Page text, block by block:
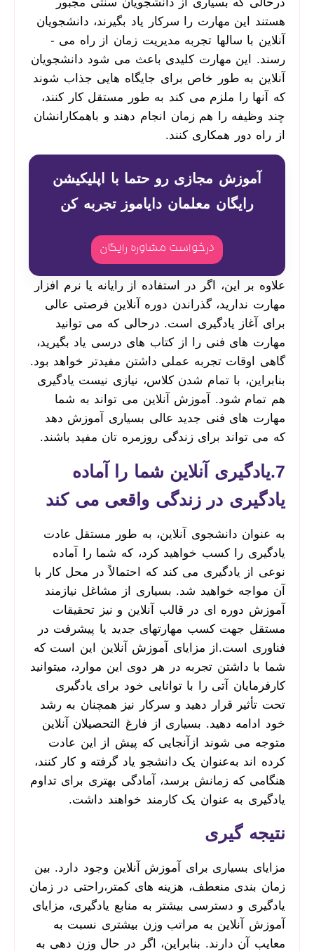
هستند این مهارت را سرکار یاد بگیرند، دانشجویان
آنلاین با سال­ها تجربه مدیریت زمان از راه می ­
رسند. این مهارت کلیدی باعث می ­شود دانشجویان
آنلاین به‌ طور خاص برای جایگاه­ هایی جذاب شوند
که آن­ها را ملزم می ­کند به‌ طور مستقل کار کنند،
چند وظیفه را هم ‌زمان انجام دهند و باهمکارانشان
از راه دور همکاری کنند.
آموزش مجازی رو حتما با اپلیکیشن
رایگان معلمان دایاموز تجربه کن
درخواست مشاوره رایگان
علاوه بر این، اگر در استفاده از رایانه­ یا نرم ­افزار
مهارت ندارید، گذراندن دوره آنلاین فرصتی عالی
برای آغاز یادگیری است. درحالی‌ که می­ توانید
مهارت­ های فنی را از کتاب­ های درسی یاد بگیرید،
گاهی اوقات تجربه عملی داشتن مفیدتر خواهد بود.
بنابراین، با تمام شدن کلاس، نیازی نیست یادگیری
هم تمام شود. آموزش آنلاین می ­تواند به شما
مهارت های فنی جدید عالی بسیاری آموزش دهد
که می ­تواند برای زندگی روزمره ­تان مفید باشند.
7.یادگیری آنلاین شما را آماده
یادگیری در زندگی واقعی می­ کند
به‌ عنوان دانشجوی آنلاین، به‌ طور مستقل عادت
یادگیری را کسب خواهید کرد، که شما را آماده
نوعی از یادگیری می ­کند که احتمالاً در محل کار با
آن مواجه خواهید شد. بسیاری از مشاغل نیازمند
آموزش دوره ­ای در قالب آنلاین و نیز تحقیقات
مستقل جهت کسب مهارت­های جدید یا پیشرفت در
فناوری است.از مزایای آموزش آنلاین این است که
شما با داشتن تجربه در هر دوی این موارد، می­توانید
کارفرمایان آتی را با توانایی­ خود برای یادگیری
تحت تأثیر قرار دهید و سرکار نیز همچنان به رشد
خود ادامه دهید. بسیاری از فارغ ­التحصیلان آنلاین
متوجه می ­شوند ازآنجایی ‌که پیش ‌از این عادت
کرده ­اند به‌عنوان یک دانشجو یاد گرفته و کار کنند،
هنگامی‌ که زمانش برسد، آمادگی بهتری برای تداوم
یادگیری به‌ عنوان یک کارمند خواهند داشت.
نتیجه­ گیری
مزایای بسیاری برای آموزش آنلاین وجود دارد. بین
زمان­ بندی منعطف، هزینه­ های کمتر،راحتی در زمان
یادگیری و دسترسی بیشتر به منابع یادگیری، مزایای
آموزش آنلاین به ‌مراتب وزن بیشتری نسبت به
معایب آن دارند. بنابراین، اگر در حال وزن دهی به